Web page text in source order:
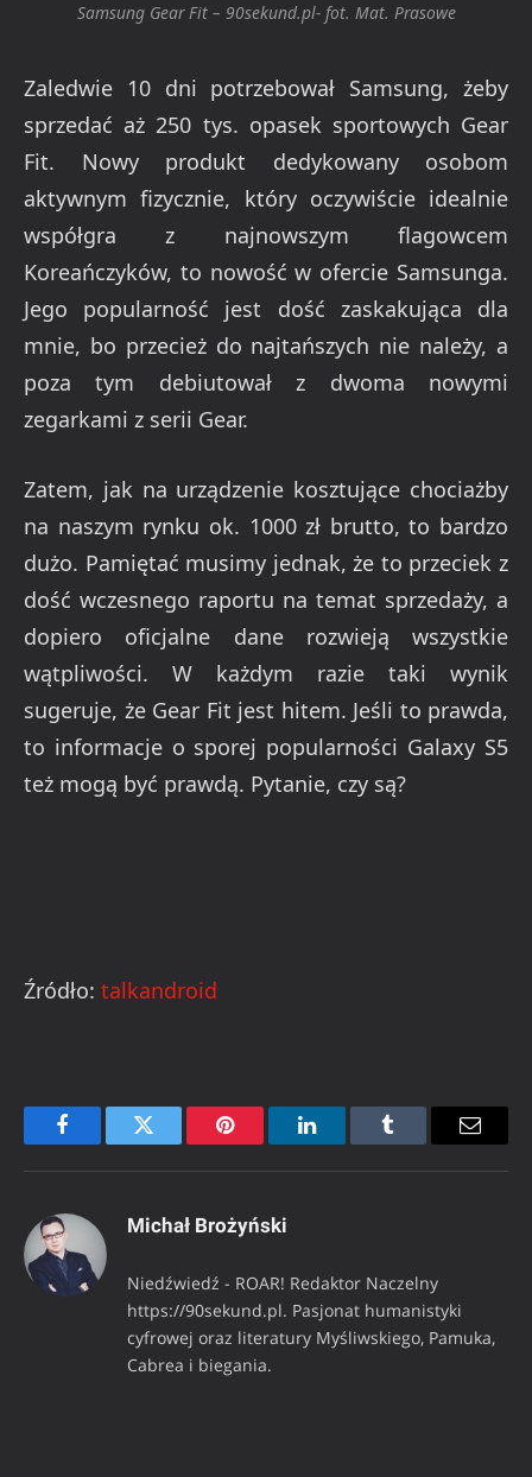
Samsung Gear Fit – 90sekund.pl- fot. Mat. Prasowe
Zaledwie 10 dni potrzebował Samsung, żeby
sprzedać aż 250 tys. opasek sportowych Gear
Fit. Nowy produkt dedykowany osobom
aktywnym fizycznie, który oczywiście idealnie
współgra z najnowszym flagowcem
Koreańczyków, to nowość w ofercie Samsunga.
Jego popularność jest dość zaskakująca dla
mnie, bo przecież do najtańszych nie należy, a
poza tym debiutował z dwoma nowymi
zegarkami z serii Gear.
Zatem, jak na urządzenie kosztujące chociażby
na naszym rynku ok. 1000 zł brutto, to bardzo
dużo. Pamiętać musimy jednak, że to przeciek z
dość wczesnego raportu na temat sprzedaży, a
dopiero oficjalne dane rozwieją wszystkie
wątpliwości. W każdym razie taki wynik
sugeruje, że Gear Fit jest hitem. Jeśli to prawda,
to informacje o sporej popularności Galaxy S5
też mogą być prawdą. Pytanie, czy są?
Źródło: talkandroid
FacebookTwitter Pinterest LinkedInTumblr Email
Michał Brożyński
Niedźwiedź - ROAR! Redaktor Naczelny
https://90sekund.pl. Pasjonat humanistyki
cyfrowej oraz literatury Myśliwskiego, Pamuka,
Cabrea i biegania.